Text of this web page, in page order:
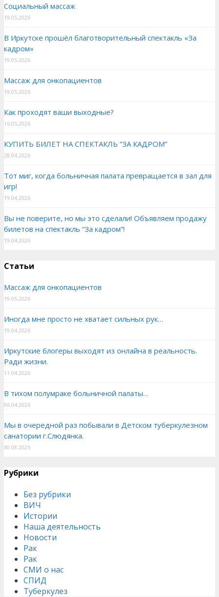
Социальный массаж
19.05.2026
В Иркутске прошёл благотворительный спектакль «За
кадром»
19.05.2026
Массаж для онкопациентов
19.05.2026
Как проходят ваши выходные?
16.05.2026
КУПИТЬ БИЛЕТ НА СПЕКТАКЛЬ “ЗА КАДРОМ”
28.04.2026
Тот миг, когда больничная палата превращается в зал для
игр!
19.04.2026
Вы не поверите, но мы это сделали! Объявляем продажу
билетов на спектакль “За кадром”!
19.04.2026
Статьи
Массаж для онкопациентов
19.05.2026
Иногда мне просто не хватает сильных рук…
19.04.2026
Иркутские блогеры выходят из онлайна в реальность.
Ради жизни.
11.04.2026
В тихом полумраке больничной палаты…
06.04.2026
Мы в очередной раз побывали в Детском туберкулезном
санатории г.Слюдянка.
30.08.2025
Рубрики
Без рубрики
ВИЧ
Истории
Наша деятельность
Новости
Рак
Рак
СМИ о нас
СПИД
Туберкулез